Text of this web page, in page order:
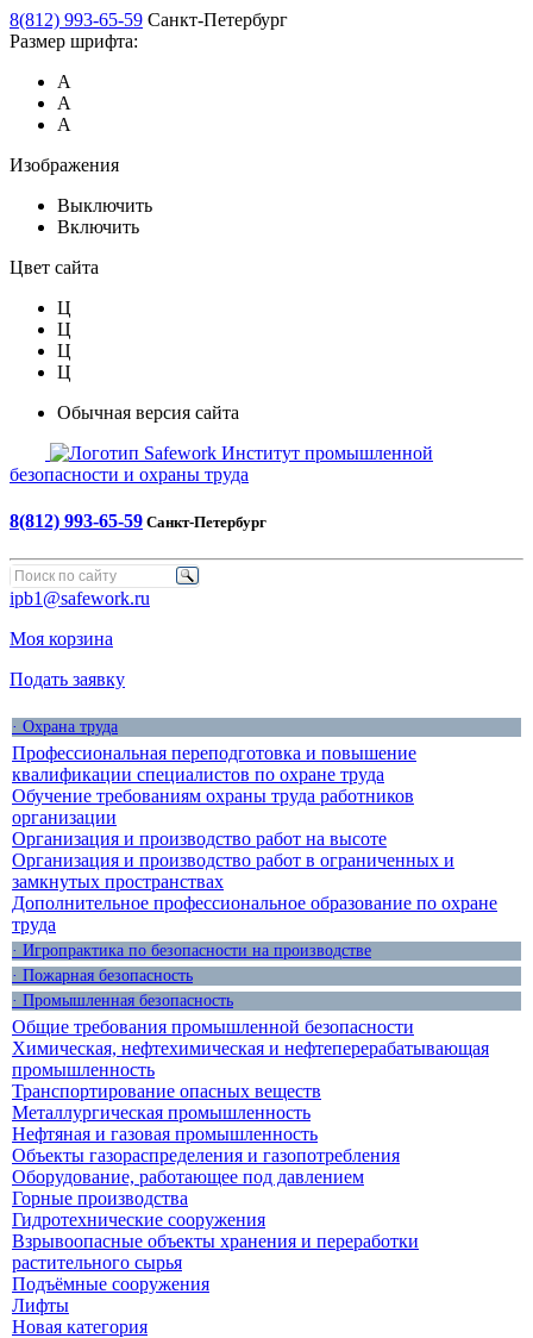
8(812) 993-65-59 Санкт-Петербург
Размер шрифта:
А
А
А
Изображения
Выключить
Включить
Цвет сайта
Ц
Ц
Ц
Ц
Обычная версия сайта
Safework Институт промышленной
безопасности и охраны труда
8(812) 993-65-59 Санкт-Петербург
ipb1@safework.ru
Моя корзина
Подать заявку
· Охрана труда
Профессиональная переподготовка и повышение
квалификации специалистов по охране труда
Обучение требованиям охраны труда работников
организации
Организация и производство работ на высоте
Организация и производство работ в ограниченных и
замкнутых пространствах
Дополнительное профессиональное образование по охране
труда
· Игропрактика по безопасности на производстве
· Пожарная безопасность
· Промышленная безопасность
Общие требования промышленной безопасности
Химическая, нефтехимическая и нефтеперерабатывающая
промышленность
Транспортирование опасных веществ
Металлургическая промышленность
Нефтяная и газовая промышленность
Объекты газораспределения и газопотребления
Оборудование, работающее под давлением
Горные производства
Гидротехнические сооружения
Взрывоопасные объекты хранения и переработки
растительного сырья
Подъёмные сооружения
Лифты
Новая категория